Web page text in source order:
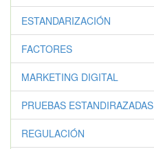
ESTANDARIZACIÓN
FACTORES
MARKETING DIGITAL
PRUEBAS ESTANDIRAZADAS
REGULACIÓN